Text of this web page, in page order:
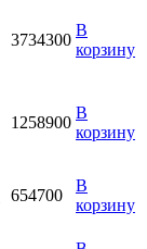
3734300
В
корзину
1258900
В
корзину
654700
В
корзину